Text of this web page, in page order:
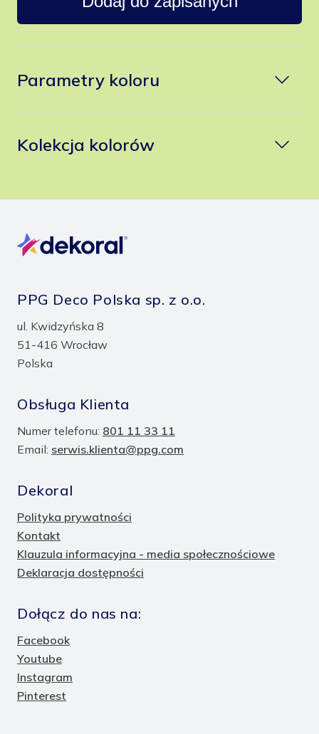
Parametry koloru
Kolekcja kolorów
PPG Deco Polska sp. z o.o.
ul. Kwidzyńska 8
51-416 Wrocław
Polska
Obsługa Klienta
Numer telefonu: 801 11 33 11
Email: serwis.klienta@ppg.com
Dekoral
Polityka prywatności
Kontakt
Klauzula informacyjna - media społecznościowe
Deklaracja dostępności
Dołącz do nas na:
Facebook
Youtube
Instagram
Pinterest